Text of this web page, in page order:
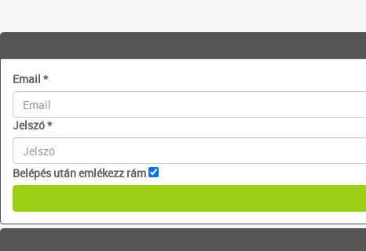
Email *
Jelszó*
Belépés után emlékezz rám